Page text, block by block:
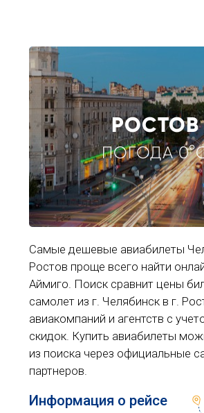
РОСТОВ
ПОГОДА
Самые дешевые авиабилеты
Ростов проще всего найти
Аймиго. Поиск сравнит цены
самолет из г. Челябинск в г.
авиакомпаний и агентств с
скидок. Купить авиабилеты
из поиска через официальные
партнеров.
Информация о рейсе